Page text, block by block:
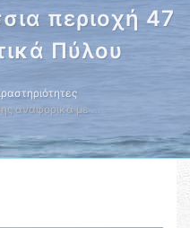
περιοχή 47
Πύλου
αναφορικά με …